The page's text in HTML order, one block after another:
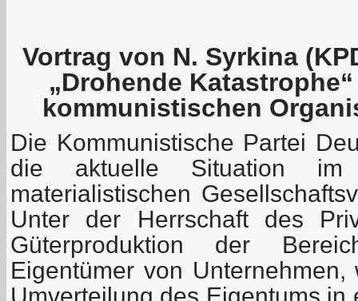
Vortrag von N. Syrkina
„Drohende
kommunistischen
Die Kommunistische Partei
die aktuelle Situation
materialistischen
Unter der Herrschaft des
Güterproduktion der
Eigentümer von
Umverteilung des Eigentums in